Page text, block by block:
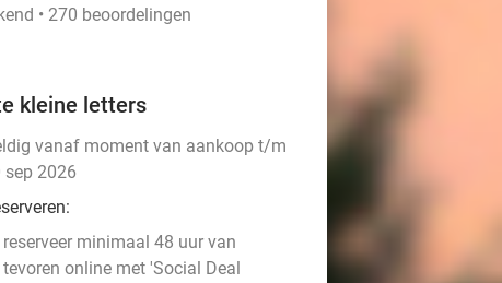
• 270 beoordelingen
kleine letters
vanaf moment van aankoop t/m
sep 2026
reserveer minimaal 48 uur van
tevoren online met 'Social Deal